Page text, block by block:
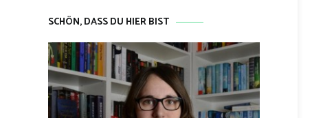
SCHÖN, DASS DU HIER BIST